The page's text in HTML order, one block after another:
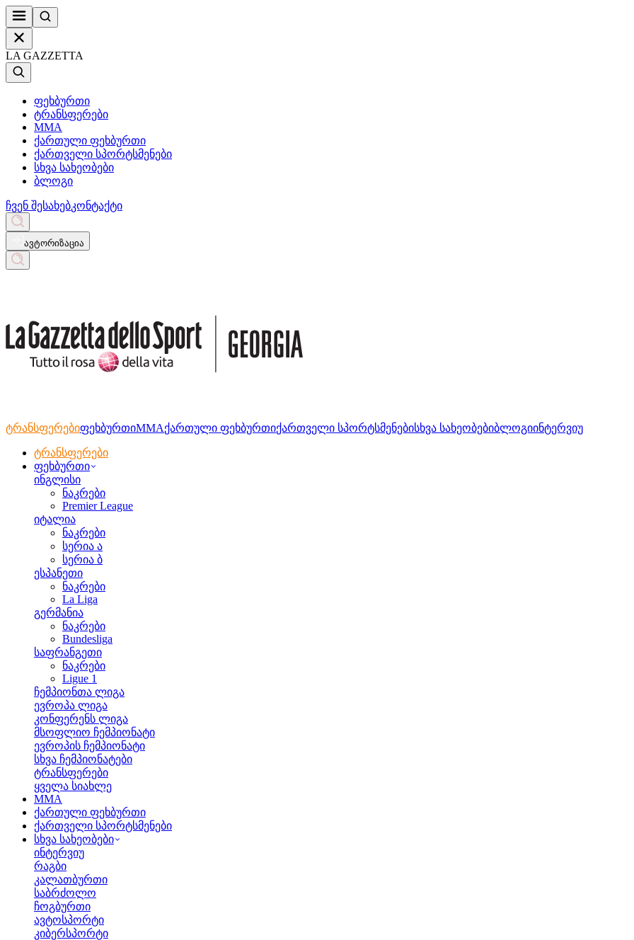
LA GAZZETTA
ფეხბურთი
ტრანსფერები
MMA
ქართული ფეხბურთი
ქართველი სპორტსმენები
სხვა სახეობები
ბლოგი
ჩვენ შესახებკონტაქტი
ავტორიზაცია
ტრანსფერებიფეხბურთიMMAქართული ფეხბურთიქართველი სპორტსმენებისხვა სახეობებიბლოგიინტერვიუ
ტრანსფერები
ფეხბურთი
ინგლისი
ნაკრები
Premier League
იტალია
ნაკრები
სერია ა
სერია ბ
ესპანეთი
ნაკრები
La Liga
გერმანია
ნაკრები
Bundesliga
საფრანგეთი
ნაკრები
Ligue 1
ჩემპიონთა ლიგა
ევროპა ლიგა
კონფერენს ლიგა
მსოფლიო ჩემპიონატი
ევროპის ჩემპიონატი
სხვა ჩემპიონატები
ტრანსფერები
ყველა სიახლე
MMA
ქართული ფეხბურთი
ქართველი სპორტსმენები
სხვა სახეობები
ინტერვიუ
რაგბი
კალათბურთი
საბრძოლო
ჩოგბურთი
ავტოსპორტი
კიბერსპორტი